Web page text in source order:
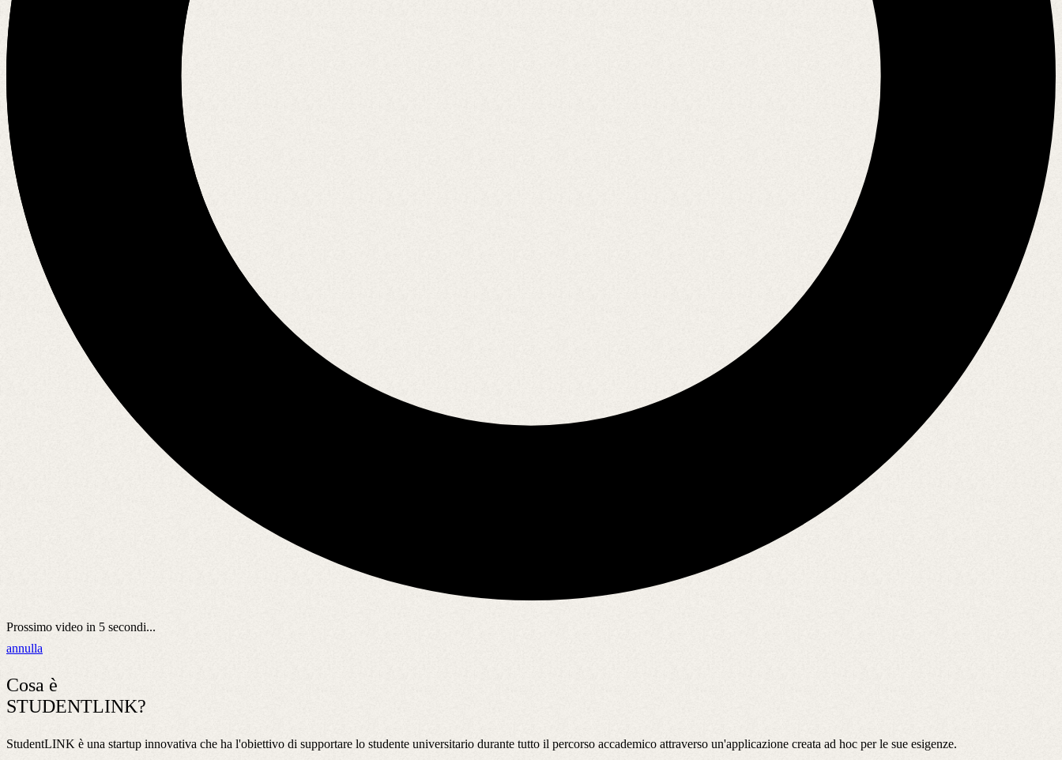
Prossimo video in 5 secondi...
annulla
Cosa è
STUDENTLINK?
StudentLINK è una startup innovativa che ha l'obiettivo di supportare lo studente universitario durante tutto il percorso accademico attraverso un'applicazione creata ad hoc per le sue esigenze.